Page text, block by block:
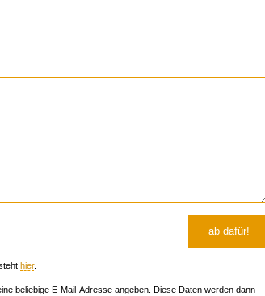
hier.
beliebige E-Mail-Adresse angeben. Diese Daten werden dann